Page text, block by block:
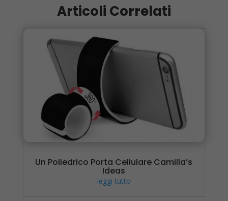
Articoli Correlati
Un Poliedrico Porta Cellulare Camilla’s
Ideas
leggi tutto